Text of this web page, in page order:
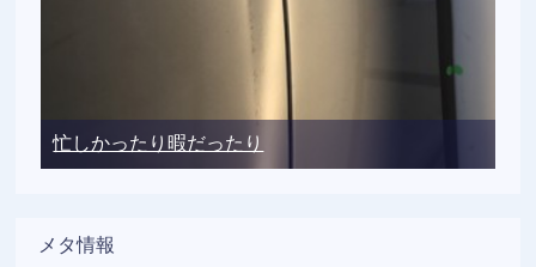
忙しかったり暇だったり
メタ情報